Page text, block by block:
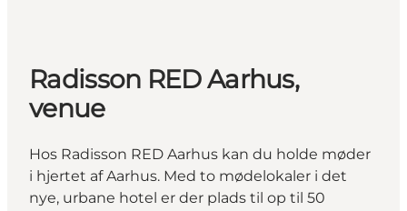
Radisson RED Aarhus,
venue
Hos Radisson RED Aarhus kan du holde møder
i hjertet af Aarhus. Med to mødelokaler i det
nye, urbane hotel er der plads til op til 50